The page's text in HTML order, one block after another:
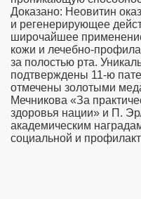
Доказано: Неовитин
и регенерирующее
широчайшее
кожи и лечебно-
за полостью рта.
подтверждены 11-ю
отмечены золотыми
Мечникова «За
здоровья нации» и П.
академическим
социальной и